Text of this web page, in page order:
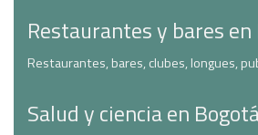
Restaurantes y bares
Restaurantes, bares, clubes, longues,
Salud y ciencia en